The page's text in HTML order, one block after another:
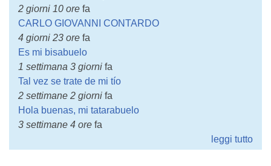
2 giorni 10 ore fa
CARLO GIOVANNI CONTARDO
4 giorni 23 ore fa
Es mi bisabuelo
1 settimana 3 giorni fa
Tal vez se trate de mi tío
2 settimane 2 giorni fa
Hola buenas, mi tatarabuelo
3 settimane 4 ore fa
leggi tutto